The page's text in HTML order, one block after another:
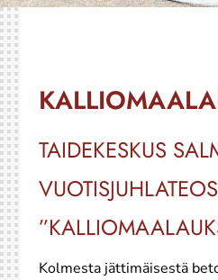
TAIDEKESKUS
VUOTISJUHLATEOS
Kolmesta jättimäisestä